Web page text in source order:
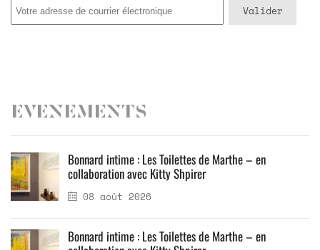
Evenements
08 août 2026
Bonnard intime : Les Toilettes de Marthe – en
collaboration avec Kitty Shpirer
Bonnard intime : Les Toilettes de Marthe – en